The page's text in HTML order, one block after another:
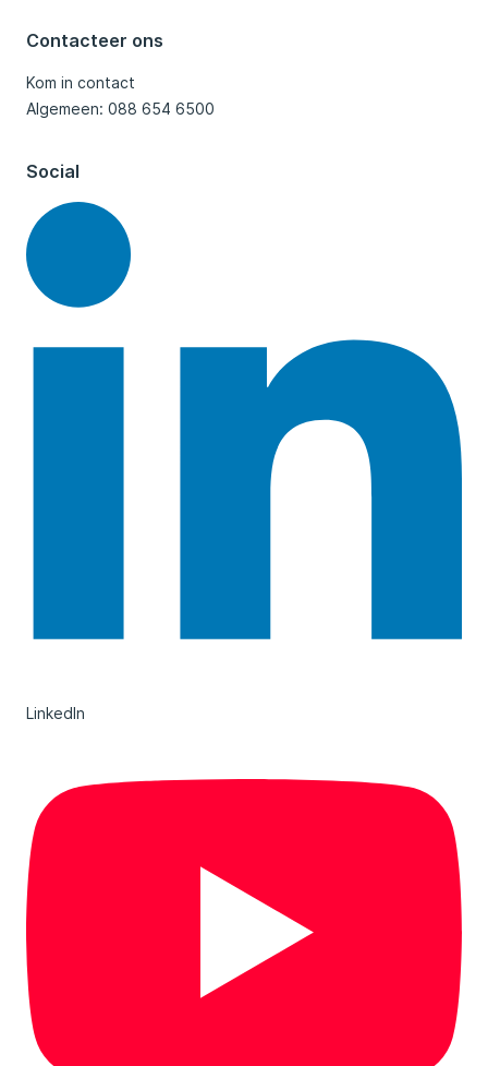
Contacteer ons
Kom in contact
Algemeen: 088 654 6500
Social
LinkedIn